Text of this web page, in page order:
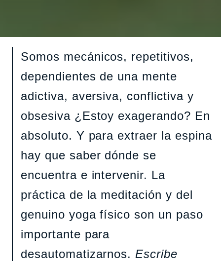
Somos mecánicos, repetitivos,
dependientes de una mente
adictiva, aversiva, conflictiva y
obsesiva ¿Estoy exagerando? En
absoluto. Y para extraer la espina
hay que saber dónde se
encuentra e intervenir. La
práctica de la meditación y del
genuino yoga físico son un paso
importante para
desautomatizarnos. Escribe